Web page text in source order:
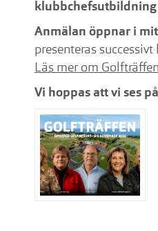
klubbchefsutbildning
Anmälan öppnar i
presenteras
Läs mer om
Vi hoppas att vi ses